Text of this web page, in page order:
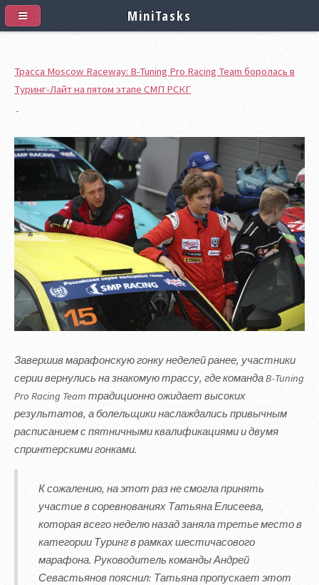
Трасса Moscow Raceway: B-Tuning Pro Racing Team боролась в
Туринг-Лайт на пятом этапе СМП РСКГ
Завершив марафонскую гонку неделей ранее, участники
серии вернулись на знакомую трассу, где команда B-Tuning
Pro Racing Team традиционно ожидает высоких
результатов, а болельщики наслаждались привычным
расписанием с пятничными квалификациями и двумя
спринтерскими гонками.
К сожалению, на этот раз не смогла принять
участие в соревнованиях Татьяна Елисеева,
которая всего неделю назад заняла третье место в
категории Туринг в рамках шестичасового
марафона. Руководитель команды Андрей
Севастьянов пояснил: Татьяна пропускает этот
MiniTasks